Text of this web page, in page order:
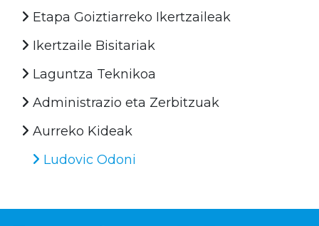
Etapa Goiztiarreko Ikertzaileak
Ikertzaile Bisitariak
Laguntza Teknikoa
Administrazio eta Zerbitzuak
Aurreko Kideak
Ludovic Odoni